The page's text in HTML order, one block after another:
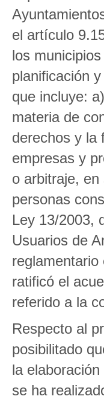
el artículo
los
planificación
que incluye:
materia de
derechos y la
empresas y
o arbitraje,
personas
Ley 13/2003,
Usuarios de
reglamentario
ratificó el
referido a la
Respecto al
posibilitado
la
se ha